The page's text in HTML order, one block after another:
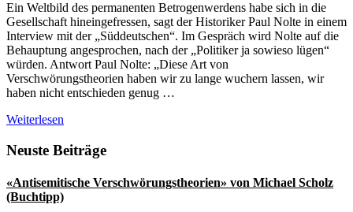
Ein Weltbild des permanenten Betrogenwerdens habe sich in die
Gesellschaft hineingefressen, sagt der Historiker Paul Nolte in einem
Interview mit der „Süddeutschen“. Im Gespräch wird Nolte auf die
Behauptung angesprochen, nach der „Politiker ja sowieso lügen“
würden. Antwort Paul Nolte: „Diese Art von
Verschwörungstheorien haben wir zu lange wuchern lassen, wir
haben nicht entschieden genug …
Paul
„Wir
Verschwörungstheorien
zu
lange
Weiterlesen
Seitenspalte
Neuste Beiträge
«Antisemitische Verschwörungstheorien» von Michael Scholz
(Buchtipp)